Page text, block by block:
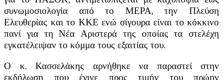
συνωμοσιολογία από το ΜΕΡΑ, την Πλεύση
Ελευθερίας και το ΚΚΕ ενώ σίγουρα είναι το κόκκινο
πανί για τη Νέα Αριστερά της οποίας τα στελέχη
εγκατέλειψαν το κόμμα τους εξαιτίας του.
Ο κ. Κασσελάκης αρνήθηκε να παραστεί στην
εκδήλωση που έγινε προς τιμήν του πρώην